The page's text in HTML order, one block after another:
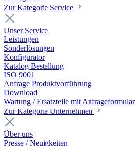
Zur Kategorie Service
Unser Service
Leistungen
Sonderlösungen
Konfigurator
Katalog Bestellung
ISO 9001
Anfrage Produktvorführung
Download
Wartung / Ersatzteile mit Anfrageformular
Zur Kategorie Unternehmen
Über uns
Presse / Neuigkeiten